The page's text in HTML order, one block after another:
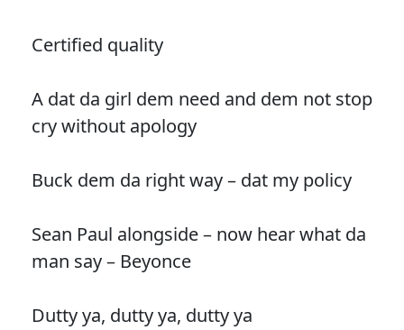
Certified quality
A dat da girl dem need and dem not stop
cry without apology
Buck dem da right way – dat my policy
Sean Paul alongside – now hear what da
man say – Beyonce
Dutty ya, dutty ya, dutty ya